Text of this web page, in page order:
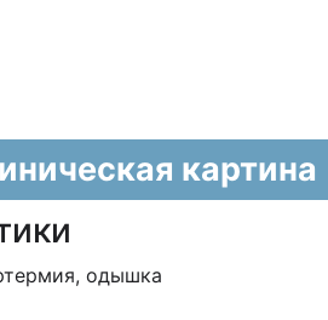
картина
одышка